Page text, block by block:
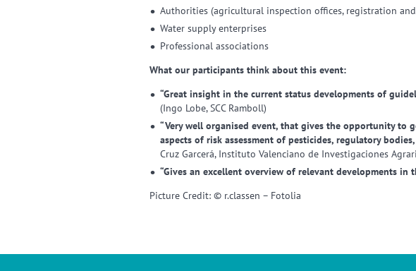
Authorities (agricultural inspection offices, registration
Water supply enterprises
Professional associations
What our participants think about this event:
“Great insight in the current status developments of
(Ingo Lobe, SCC Ramboll)
“Very well organised event, that gives the opportunity
aspects of risk assessment of pesticides, regulatory
Cruz Garcerá, Instituto Valenciano de Investigaciones
“Gives an excellent overview of relevant developments in
Picture Credit: © r.classen – Fotolia